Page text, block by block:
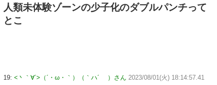
人類未体験ゾーンの少子化のダブルパンチって
とこ
19: <丶｀∀´>（´・ω・｀）（｀ハ´ ）さん 2023/08/01(火) 18:14:57.41